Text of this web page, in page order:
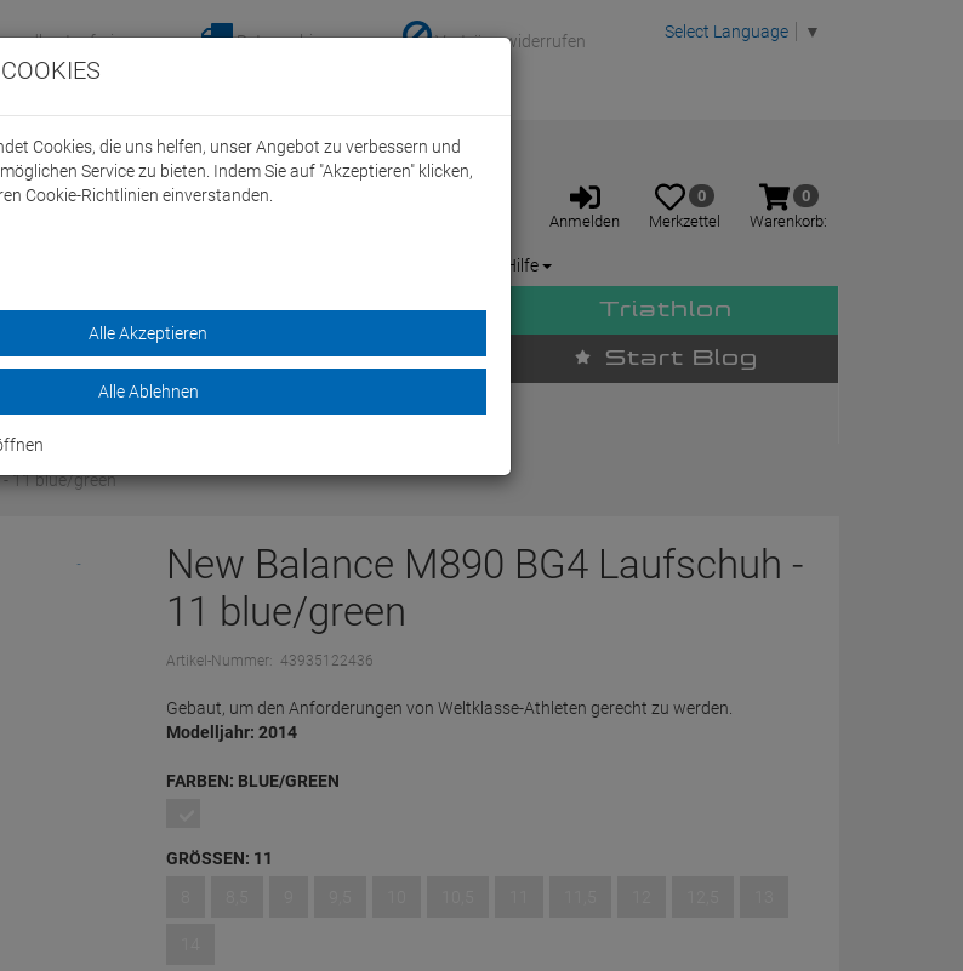
nach
Retoure hier
Verträge widerrufen Select Language ▼
Anmelden
Merkzettel
aufklappen
0
Merkzettel
Warenkorb
aufklappen
0
Warenkorb:
Service / Hilfe
Team Bike Triathlon
Sale Start Blog
11 blue/green
New Balance M890 BG4 Laufschuh -
11 blue/green
Artikel-Nummer: 43935122436
Gebaut, um den Anforderungen von Weltklasse-Athleten gerecht zu werden.
Modelljahr: 2014
FARBEN: BLUE/GREEN
GRÖSSEN: 11
Cookies, die uns helfen, unser Angebot zu verbessern und
Service zu bieten. Indem Sie auf "Akzeptieren" klicken,
Cookie-Richtlinien einverstanden.
Alle Akzeptieren
Alle Ablehnen